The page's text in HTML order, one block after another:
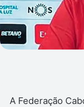
A Federação